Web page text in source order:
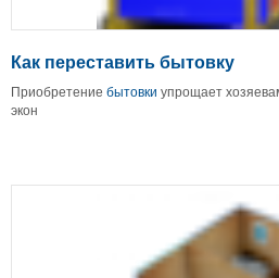
Как переставить бытовку
Приобретение бытовки упрощает
экон